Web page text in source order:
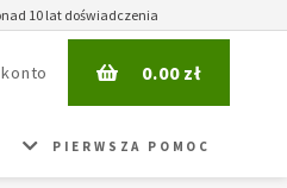
10 lat doświadczenia
0.00zł
PIERWSZA POMOC